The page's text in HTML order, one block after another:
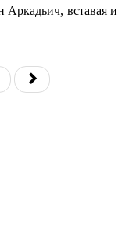
вставая и